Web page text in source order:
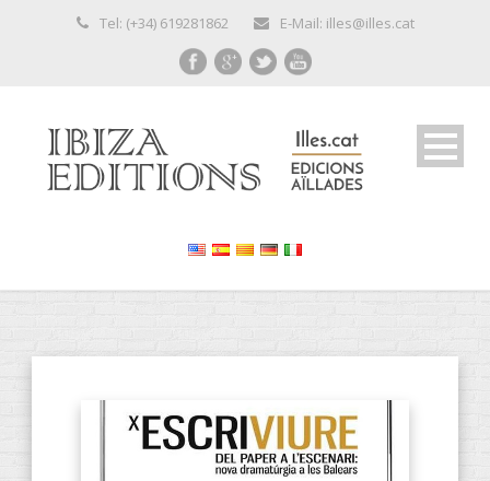
Tel: (+34) 619281862 E-Mail: illes@illes.cat